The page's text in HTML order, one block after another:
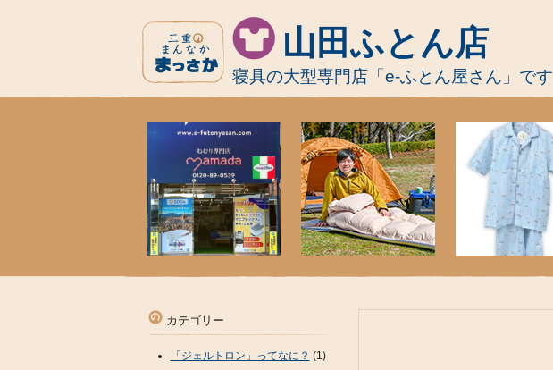
山田ふとん店
寝具の大型専門店「e-ふとん屋さん」です
カテゴリー
「ジェルトロン」ってなに？ (1)